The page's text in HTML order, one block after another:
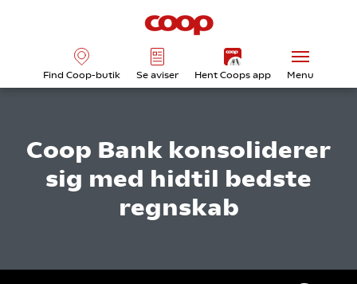
Find Coop-butik Se aviser Hent Coops app Menu
Coop Bank konsoliderer
sig med hidtil bedste
regnskab